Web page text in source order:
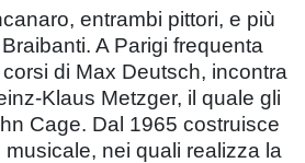
entrambi pittori, e più
A Parigi frequenta
di Max Deutsch, incontra
Klaus Metzger, il quale gli
Cage. Dal 1965 costruisce
nei quali realizza la